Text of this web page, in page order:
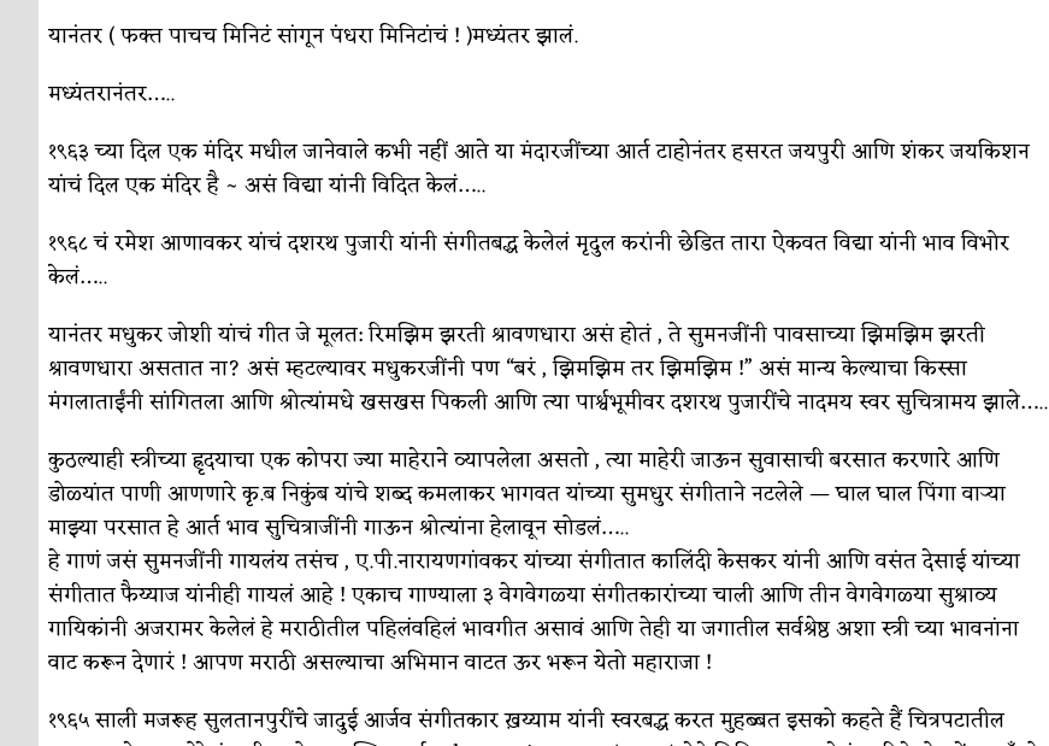
यानंतर ( फक्त पाचच मिनिटं सांगून पंधरा मिनिटांचं ! )मध्यंतर झालं.
मध्यंतरानंतर…..
१९६३ च्या दिल एक मंदिर मधील जानेवाले कभी नहीं आते या मंदारजींच्या आर्त टाहोनंतर हसरत जयपुरी आणि शंकर जयकिशन
यांचं दिल एक मंदिर है ~ असं विद्या यांनी विदित केलं…..
१९६८ चं रमेश आणावकर यांचं दशरथ पुजारी यांनी संगीतबद्ध केलेलं मृदुल करांनी छेडित तारा ऐकवत विद्या यांनी भाव विभोर
केलं…..
यानंतर मधुकर जोशी यांचं गीत जे मूलत: रिमझिम झरती श्रावणधारा असं होतं , ते सुमनजींनी पावसाच्या झिमझिम झरती
श्रावणधारा असतात ना? असं म्हटल्यावर मधुकरजींनी पण “बरं , झिमझिम तर झिमझिम !” असं मान्य केल्याचा किस्सा
मंगलाताईंनी सांगितला आणि श्रोत्यांमधे खसखस पिकली आणि त्या पार्श्वभूमीवर दशरथ पुजारींचे नादमय स्वर सुचित्रामय झाले…..
कुठल्याही स्त्रीच्या ह्रृदयाचा एक कोपरा ज्या माहेराने व्यापलेला असतो , त्या माहेरी जाऊन सुवासाची बरसात करणारे आणि
डोळ्यांत पाणी आणणारे कृ.ब निकुंब यांचे शब्द कमलाकर भागवत यांच्या सुमधुर संगीताने नटलेले — घाल घाल पिंगा वार्‍या
माझ्या परसात हे आर्त भाव सुचित्राजींनी गाऊन श्रोत्यांना हेलावून सोडलं…..
हे गाणं जसं सुमनजींनी गायलंय तसंच , ए.पी.नारायणगांवकर यांच्या संगीतात कालिंदी केसकर यांनी आणि वसंत देसाई यांच्या
संगीतात फैय्याज यांनीही गायलं आहे ! एकाच गाण्याला ३ वेगवेगळ्या संगीतकारांच्या चाली आणि तीन वेगवेगळ्या सुश्राव्य
गायिकांनी अजरामर केलेलं हे मराठीतील पहिलंवहिलं भावगीत असावं आणि तेही या जगातील सर्वश्रेष्ठ अशा स्त्री च्या भावनांना
वाट करून देणारं ! आपण मराठी असल्याचा अभिमान वाटत ऊर भरून येतो महाराजा !
१९६५ साली मजरूह सुलतानपुरींचे जादुई आर्जव संगीतकार ख़य्याम यांनी स्वरबद्ध करत मुहब्बत इसको कहते हैं चित्रपटातील